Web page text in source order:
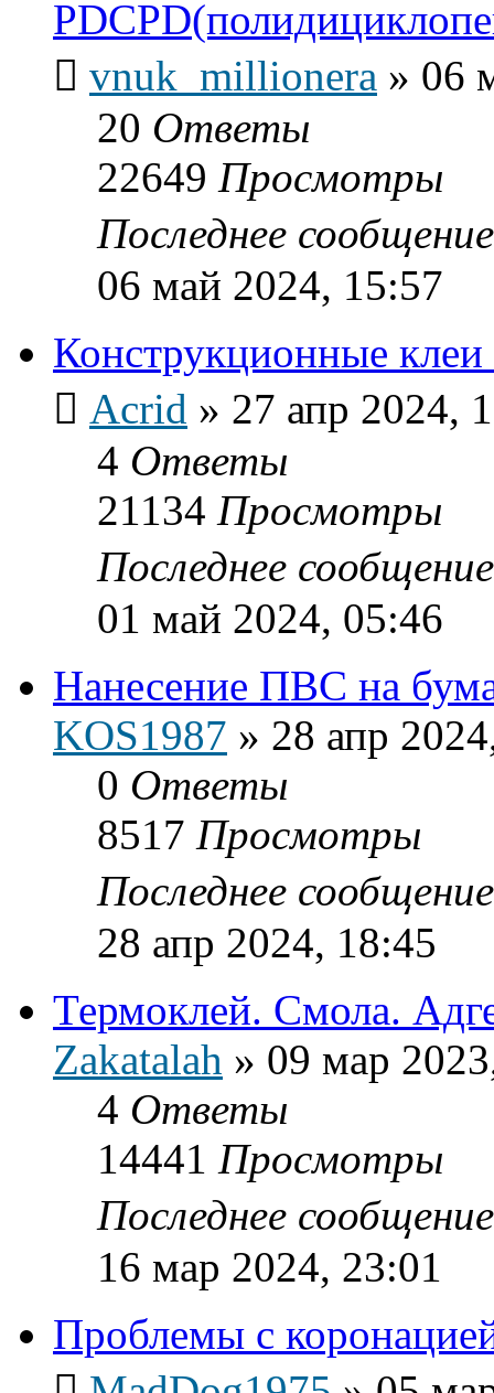
vnuk_millionera » 06
20 Ответы
22649 Просмотры
Последнее
06 май 2024, 15:57
Конструкционные
Acrid » 27 апр 2024,
4 Ответы
21134 Просмотры
Последнее
01 май 2024, 05:46
Нанесение ПВС на
KOS1987 » 28 апр
0 Ответы
8517 Просмотры
Последнее
28 апр 2024, 18:45
Термоклей. Смола.
Zakatalah » 09 мар
4 Ответы
14441 Просмотры
Последнее
16 мар 2024, 23:01
Проблемы с